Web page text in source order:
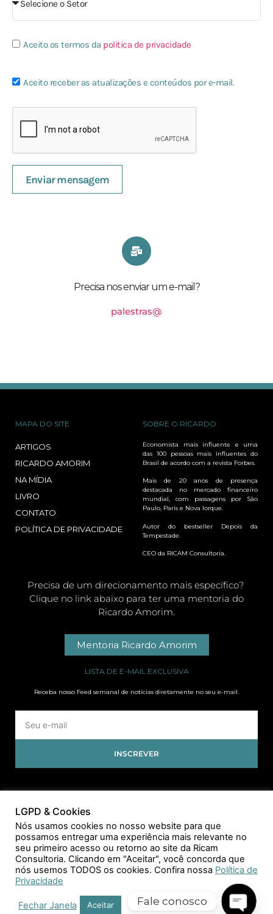
Aceito os termos da politica de privacidade
Aceito receber as atualizações e conteúdos por e-mail.
Enviar mensagem
Precisa nos enviar um e-mail?
palestras@
MAPA DO SITE
ARTIGOS
RICARDO AMORIM
NA MÍDIA
LIVRO
CONTATO
POLÍTICA DE PRIVACIDADE
SOBRE O RICARDO
Economista mais influente e uma
das 100 pessoas mais influentes do
Brasil de acordo com a revista Forbes.
Mais de 20 anos de presença
destacada no mercado financeiro
mundial, com passagens por São
Paulo, Paris e Nova Iorque.
Autor do bestseller Depois da
Tempestade.
CEO da RICAM Consultoria.
Precisa de um direcionamento mais específico?
Clique no link abaixo para ter uma mentoria do
Ricardo Amorim.
Mentoria Ricardo Amorim
LISTA DE E-MAIL EXCLUSIVA
Receba nosso Feed semanal de notícias diretamente no seu e-mail.
INSCREVER
LGPD & Cookies
Nós usamos cookies no nosso website para que
possamos entregar uma experiência mais relevante no
seu primeiro acesso ou retorno ao site da Ricam
Consultoria. Clicando em "Aceitar", você concorda que
nós usemos TODOS os cookies. Confira nossa Política de
Privacidade
Fechar Janela Aceitar Fale conosco